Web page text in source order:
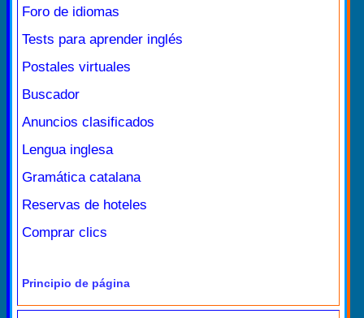
Foro de idiomas
Tests para aprender inglés
Postales virtuales
Buscador
Anuncios clasificados
Lengua inglesa
Gramática catalana
Reservas de hoteles
Comprar clics
Principio de página